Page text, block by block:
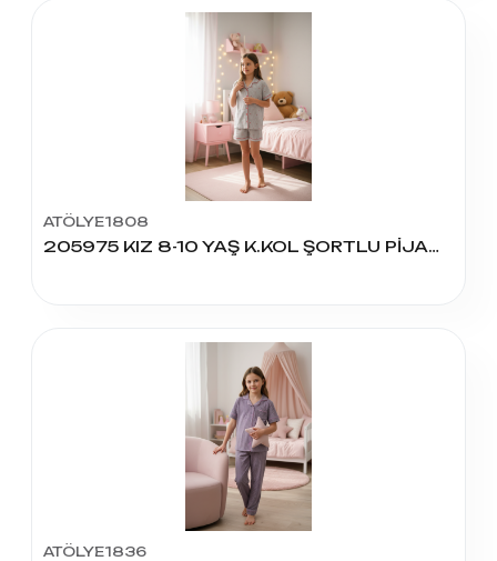
ATÖLYE1808
205975 KIZ 8-10 YAŞ K.KOL ŞORTLU PİJAMA TAKIM
ATÖLYE1836